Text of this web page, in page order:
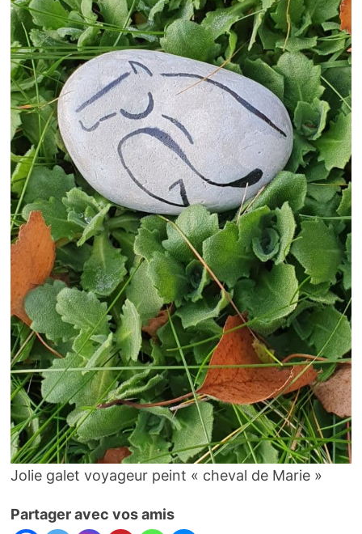
Jolie galet voyageur peint « cheval de Marie »
Partager avec vos amis